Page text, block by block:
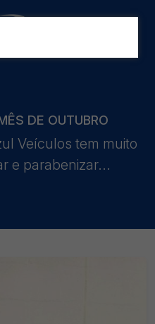
DE OUTUBRO
Veículos tem muito
e parabenizar...